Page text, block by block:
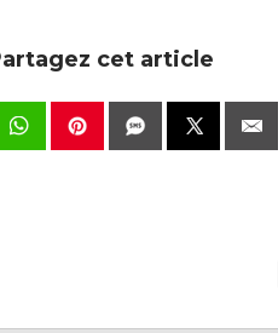
cet article